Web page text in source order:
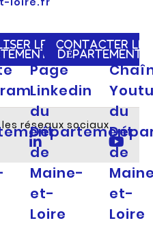
LE
CONTACTER LE
DÉPARTEMENT
réseaux sociaux
Page
Linkedin
du
Département
de
Maine-
et-
Loire
du
de
et-
Loire